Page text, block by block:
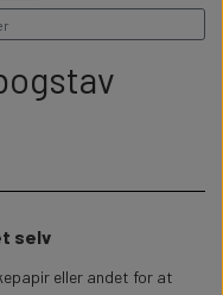
LAMPER
selv
eller andet for at